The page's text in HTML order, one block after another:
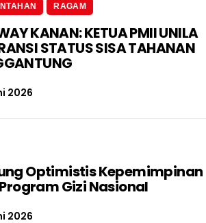
RAGAM
KANAN: KETUA PMII UNILA
STATUS SISA TAHANAN
2026
Optimistis Kepemimpinan
Gizi Nasional
2026